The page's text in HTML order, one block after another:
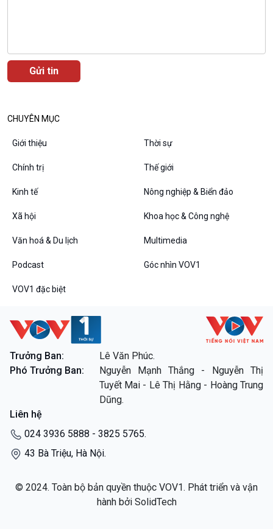
Văn hoá & Du lịch
Tin Văn hoá & Du lịch
Chát với người nổi tiếng
Multimedia
10 phút Sự kiện - Luận bàn
Dòng chảy sự kiện
Đối thoại
VOV1 đặc biệt
Thanh âm ký sự
Các chương trình đặc biệt
CHUYÊN MỤC
Giới thiệu Thời sự
Chính trị Thế giới
Kinh tế Nông nghiệp & Biển đảo
Xã hội Khoa học & Công nghệ
Văn hoá & Du lịch Multimedia
Podcast Góc nhìn VOV1
VOV1 đặc biệt
Trưởng Ban:
Lê Văn Phúc.
Phó Trưởng Ban:
Nguyễn Mạnh Thắng - Nguyễn Thị
Tuyết Mai - Lê Thị Hằng - Hoàng Trung
Dũng.
Liên hệ
024 3936 5888 - 3825 5765.
43 Bà Triệu, Hà Nội.
© 2024. Toàn bộ bản quyền thuộc VOV1. Phát triển và vận
hành bởi SolidTech